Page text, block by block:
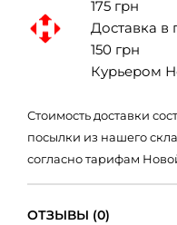
175 грн
Доставка в
150 грн
Курьером
Стоимость доставки
посылки из нашего
согласно тарифам
ОТЗЫВЫ (0)